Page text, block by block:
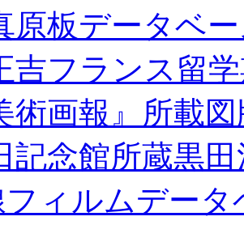
原板データベ
吉フランス留
術画報』所載
記念館所蔵黒
ィルムデータ